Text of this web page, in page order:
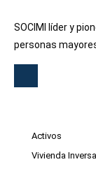
SOCIMI líder y
personas
Activos
Vivienda Inversa